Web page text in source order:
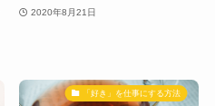
2020年8月21日
「好き」を仕事にする方法